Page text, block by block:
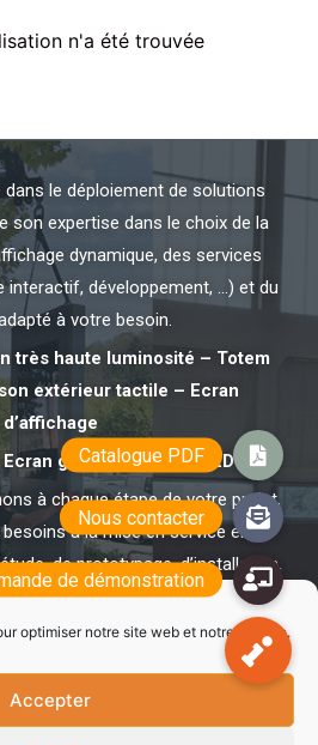
optimiser notre site web et notre service.
Accepter
n'a été trouvée
dans le déploiement de solutions
son expertise dans le choix de la
dynamique, des services
interactif, développement, …) et du
à votre besoin.
très haute luminosité – Totem
extérieur tactile – Ecran
d’affichage
géant LED – Mât LED
à chaque étape de votre projet,
besoins à la mise en service en
de prototypage, d’installation,
de formation et d’assistance.
service pour répondre à toutes